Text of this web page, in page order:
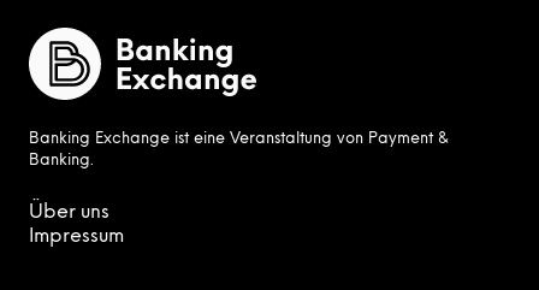
Banking Exchange ist eine Veranstaltung von Payment &
Banking.
Über uns
Impressum